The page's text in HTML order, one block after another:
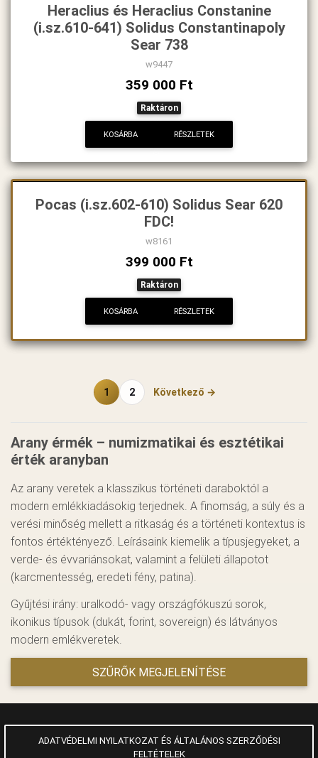
Heraclius és Heraclius Constanine
(i.sz.610-641) Solidus Constantinapoly
Sear 738
w9447
359 000 Ft
Raktáron
KOSÁRBA RÉSZLETEK
Pocas (i.sz.602-610) Solidus Sear 620
FDC!
w8161
399 000 Ft
Raktáron
KOSÁRBA RÉSZLETEK
1 2 Következő →
Arany érmék – numizmatikai és esztétikai
érték aranyban
Az arany veretek a klasszikus történeti daraboktól a
modern emlékkiadásokig terjednek. A finomság, a súly és a
verési minőség mellett a ritkaság és a történeti kontextus is
fontos értéktényező. Leírásaink kiemelik a típusjegyeket, a
verde- és évvariánsokat, valamint a felületi állapotot
(karcmentesség, eredeti fény, patina).
Gyűjtési irány: uralkodó- vagy országfókuszú sorok,
ikonikus típusok (dukát, forint, sovereign) és látványos
modern emlékveretek.
SZŰRŐK MEGJELENÍTÉSE
ADATVÉDELMI NYILATKOZAT ÉS ÁLTALÁNOS SZERZŐDÉSI
FELTÉTELEK